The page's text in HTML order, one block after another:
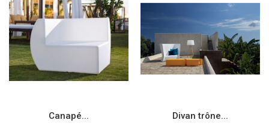
Canapé... Divan trône...